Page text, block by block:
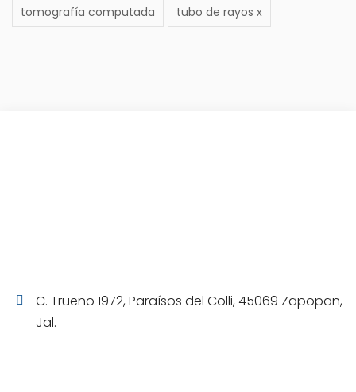
tomografía computada tubo de rayos x
C. Trueno 1972, Paraísos del Colli, 45069 Zapopan,
Jal.